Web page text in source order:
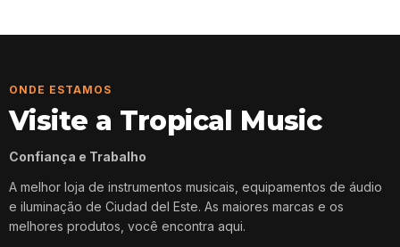
ONDE ESTAMOS
Visite a Tropical Music
Confiança e Trabalho
A melhor loja de instrumentos musicais, equipamentos de áudio
e iluminação de Ciudad del Este. As maiores marcas e os
melhores produtos, você encontra aqui.